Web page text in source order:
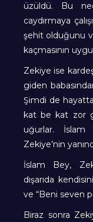
üzüldü. Bu
caydırmaya
şehit olduğunu
kaçmasının
Zekiye ise
giden
Şimdi de
kat be kat zor
uğurlar. İslam
Zekiye’nin
İslam Bey,
dışarıda
ve “Beni seven
Biraz sonra